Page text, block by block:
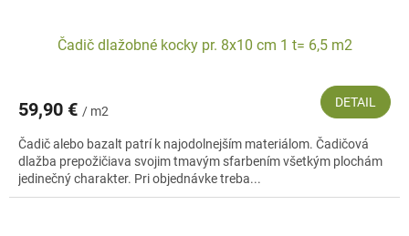
Čadič dlažobné kocky pr. 8x10 cm 1 t= 6,5 m2
59,90 € / m2
DETAIL
Čadič alebo bazalt patrí k najodolnejším materiálom. Čadičová
dlažba prepožičiava svojim tmavým sfarbením všetkým plochám
jedinečný charakter. Pri objednávke treba...